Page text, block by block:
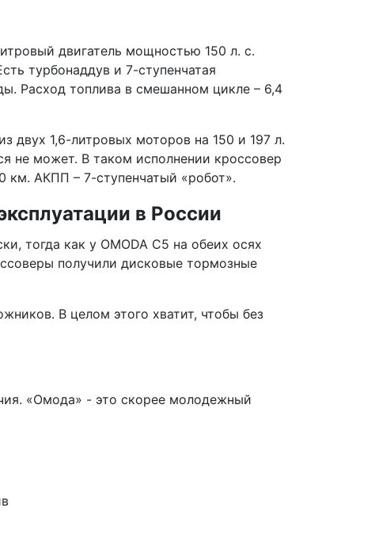
двигатель мощностью 150 л. с.
турбонаддув и 7-ступенчатая
Расход топлива в смешанном цикле – 6,4
двух 1,6-литровых моторов на 150 и 197 л.
не может. В таком исполнении кроссовер
км. АКПП – 7-ступенчатый «робот».
в России
тогда как у OMODA C5 на обеих осях
получили дисковые тормозные
В целом этого хватит, чтобы без
«Омода» - это скорее молодежный